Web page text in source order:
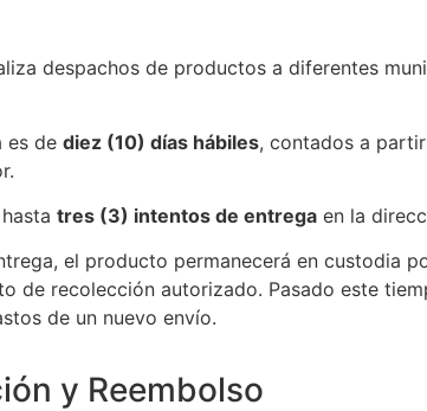
despachos de productos a diferentes
es de diez (10) días hábiles, contados a
tres (3) intentos de entrega en la
el producto permanecerá en custodia
de recolección autorizado. Pasado este
de un nuevo envío.
y Reembolso